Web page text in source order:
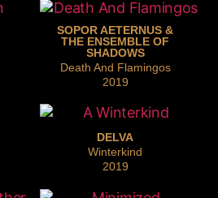
SOPOR AETERNUS &
THE ENSEMBLE OF
SHADOWS
Death And Flamingos
2019
DELVA
Winterkind
2019